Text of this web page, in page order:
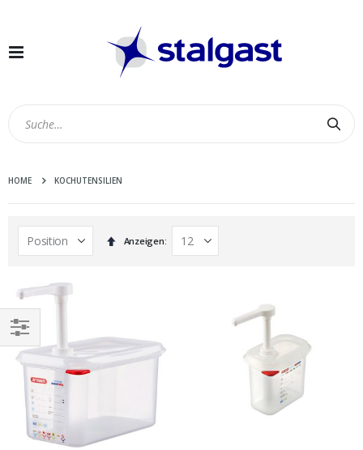
Navigation
HOME KOCHUTENSILIEN
In
absteigender
Anzeigen
EINKAUFEN
NACH